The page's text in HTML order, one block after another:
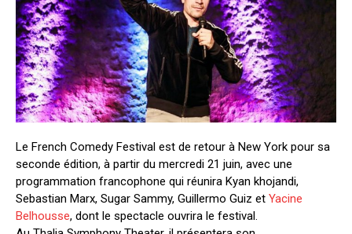
Le French Comedy Festival est de retour à New York pour sa
seconde édition, à partir du mercredi 21 juin, avec une
programmation francophone qui réunira Kyan khojandi,
Sebastian Marx, Sugar Sammy, Guillermo Guiz et Yacine
Belhousse, dont le spectacle ouvrira le festival.